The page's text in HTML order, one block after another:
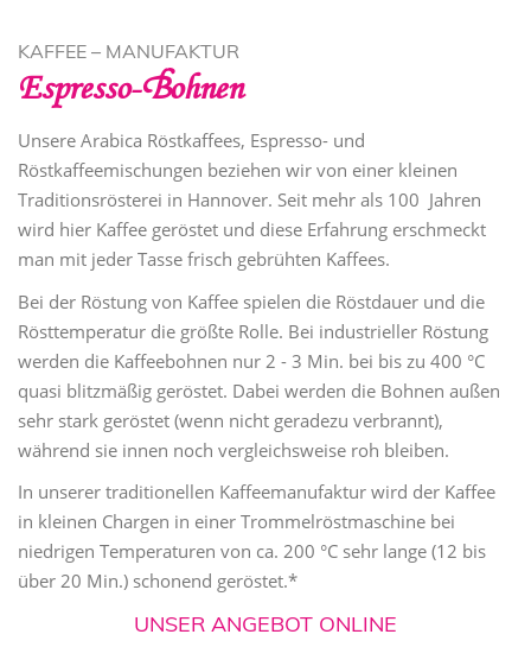
KAFFEE – MANUFAKTUR
Espresso- Bohnen
Unsere Arabica Röstkaffees, Espresso- und
Röstkaffeemischungen beziehen wir von einer kleinen
Traditionsrösterei in Hannover. Seit mehr als 100 Jahren
wird hier Kaffee geröstet und diese Erfahrung erschmeckt
man mit jeder Tasse frisch gebrühten Kaffees.
Bei der Röstung von Kaffee spielen die Röstdauer und die
Rösttemperatur die größte Rolle. Bei industrieller Röstung
werden die Kaffeebohnen nur 2 - 3 Min. bei bis zu 400 °C
quasi blitzmäßig geröstet. Dabei werden die Bohnen außen
sehr stark geröstet (wenn nicht geradezu verbrannt),
während sie innen noch vergleichsweise roh bleiben.
In unserer traditionellen Kaffeemanufaktur wird der Kaffee
in kleinen Chargen in einer Trommelröstmaschine bei
niedrigen Temperaturen von ca. 200 °C sehr lange (12 bis
über 20 Min.) schonend geröstet.*
UNSER ANGEBOT ONLINE